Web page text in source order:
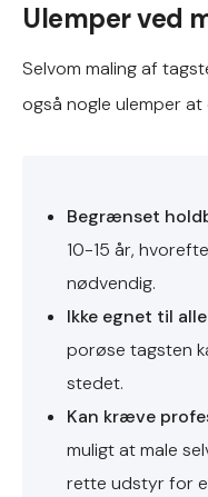
Ulemper ved
Selvom maling af
også nogle ulemper at
Begrænset
10-15 år,
nødvendig.
Ikke egnet til
porøse tagsten
stedet.
Kan kræve
muligt at male
rette udstyr for